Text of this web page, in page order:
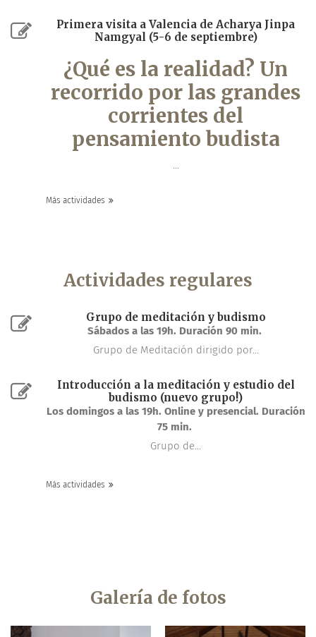
Primera visita a Valencia de Acharya Jinpa
Namgyal (5-6 de septiembre)
¿Qué es la realidad? Un
recorrido por las grandes
corrientes del
pensamiento budista
...
Más actividades
Actividades regulares
Grupo de meditación y budismo
Sábados a las 19h. Duración 90 min.
Grupo de Meditación dirigido por...
Introducción a la meditación y estudio del
budismo (nuevo grupo!)
Los domingos a las 19h. Online y presencial. Duración
75 min.
Grupo de...
Más actividades
Galería de fotos